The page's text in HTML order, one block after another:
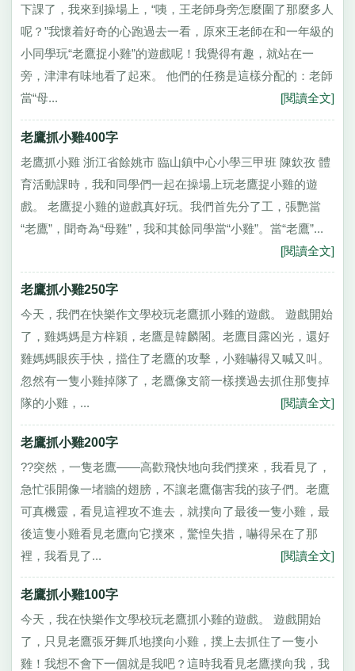
下課了，我來到操場上，“咦，王老師身旁怎麼圍了那麼多人
呢？”我懷着好奇的心跑過去一看，原來王老師在和一年級的
小同學玩“老鷹捉小雞”的遊戲呢！我覺得有趣，就站在一
旁，津津有味地看了起來。 他們的任務是這樣分配的：老師
當“母...
[閱讀全文]
老鷹抓小雞400字
老鷹抓小雞 浙江省餘姚市 臨山鎮中心小學三甲班 陳欽孜 體
育活動課時，我和同學們一起在操場上玩老鷹捉小雞的遊
戲。 老鷹捉小雞的遊戲真好玩。我們首先分了工，張艷當
“老鷹”，聞奇為“母雞”，我和其餘同學當“小雞”。當“老鷹”...
[閱讀全文]
老鷹抓小雞250字
今天，我們在快樂作文學校玩老鷹抓小雞的遊戲。 遊戲開始
了，雞媽媽是方梓穎，老鷹是韓麟閣。老鷹目露凶光，還好
雞媽媽眼疾手快，擋住了老鷹的攻擊，小雞嚇得又喊又叫。
忽然有一隻小雞掉隊了，老鷹像支箭一樣撲過去抓住那隻掉
隊的小雞，...
[閱讀全文]
老鷹抓小雞200字
??突然，一隻老鷹——高歡飛快地向我們撲來，我看見了，
急忙張開像一堵牆的翅膀，不讓老鷹傷害我的孩子們。老鷹
可真機靈，看見這裡攻不進去，就撲向了最後一隻小雞，最
後這隻小雞看見老鷹向它撲來，驚惶失措，嚇得呆在了那
裡，我看見了...
[閱讀全文]
老鷹抓小雞100字
今天，我在快樂作文學校玩老鷹抓小雞的遊戲。 遊戲開始
了，只見老鷹張牙舞爪地撲向小雞，撲上去抓住了一隻小
雞！我想不會下一個就是我吧？這時我看見老鷹撲向我，我